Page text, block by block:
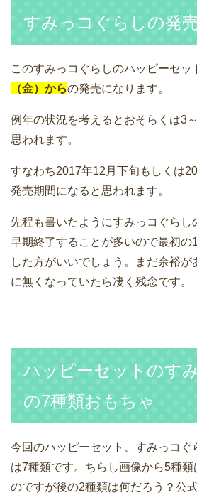
すみっコぐらしの発
このすみっコぐらしのハッピーセッ
（金）からの発売になります。
例年の状況を考えるとおそらくは3
思われます。
すなわち2017年12月下旬もしくは
発売期間になると思われます。
先程も書いたようにすみっコぐらし
早期終了することが多いので最初の
した方がいいでしょう。まだ余裕が
に無くなっていたら凄く残念です。
ハッピーセットのす
の7種類おもちゃ
今回のハッピーセット、すみっコぐ
は7種類です。ちらし画像から5種
のですが後の2種類は何だろう？公